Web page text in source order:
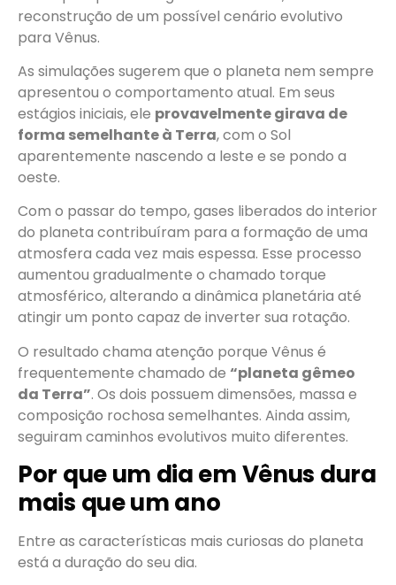
reconstrução de um possível cenário evolutivo
para Vênus.
As simulações sugerem que o planeta nem sempre
apresentou o comportamento atual. Em seus
estágios iniciais, ele provavelmente girava de
forma semelhante à Terra, com o Sol
aparentemente nascendo a leste e se pondo a
oeste.
Com o passar do tempo, gases liberados do interior
do planeta contribuíram para a formação de uma
atmosfera cada vez mais espessa. Esse processo
aumentou gradualmente o chamado torque
atmosférico, alterando a dinâmica planetária até
atingir um ponto capaz de inverter sua rotação.
O resultado chama atenção porque Vênus é
frequentemente chamado de “planeta gêmeo
da Terra”. Os dois possuem dimensões, massa e
composição rochosa semelhantes. Ainda assim,
seguiram caminhos evolutivos muito diferentes.
Por que um dia em Vênus dura
mais que um ano
Entre as características mais curiosas do planeta
está a duração do seu dia.